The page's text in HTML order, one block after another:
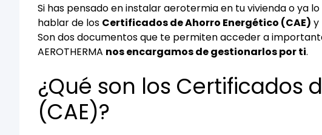
Si has pensado en instalar aerotermia en tu vivienda o ya
hablar de los Certificados de Ahorro Energético (CAE) y
Son dos documentos que te permiten acceder a
AEROTHERMA nos encargamos de gestionarlos por ti.
¿Qué son los Certificados
(CAE)?